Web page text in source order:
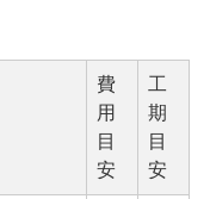
費
用
目
安
工
期
目
安